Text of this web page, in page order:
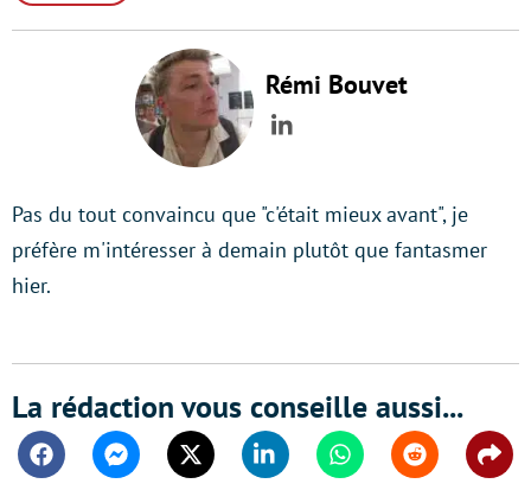
Rémi Bouvet
LinkedIn
Pas du tout convaincu que "c'était mieux avant", je
préfère m'intéresser à demain plutôt que fantasmer
hier.
La rédaction vous conseille aussi...
FacebookMessengerTwitter Linkedin WhatsappReddit